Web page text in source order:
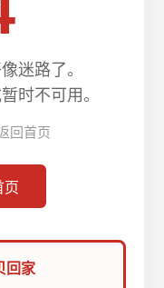
迷路了。
时不可用。
回首页
页
回家